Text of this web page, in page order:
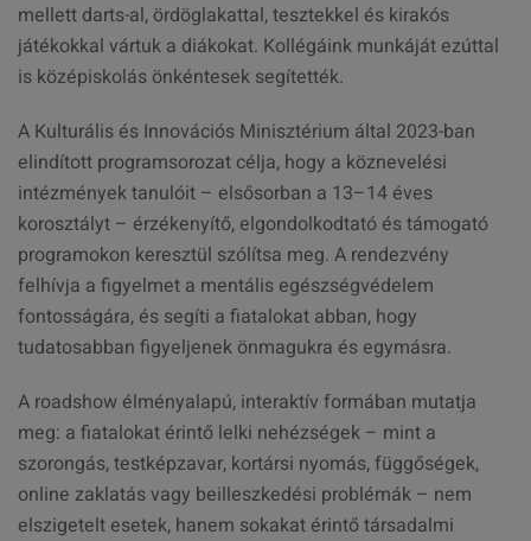
mellett darts-al, ördöglakattal, tesztekkel és kirakós
játékokkal vártuk a diákokat. Kollégáink munkáját ezúttal
is középiskolás önkéntesek segítették.
A Kulturális és Innovációs Minisztérium által 2023-ban
elindított programsorozat célja, hogy a köznevelési
intézmények tanulóit – elsősorban a 13–14 éves
korosztályt – érzékenyítő, elgondolkodtató és támogató
programokon keresztül szólítsa meg. A rendezvény
felhívja a figyelmet a mentális egészségvédelem
fontosságára, és segíti a fiatalokat abban, hogy
tudatosabban figyeljenek önmagukra és egymásra.
A roadshow élményalapú, interaktív formában mutatja
meg: a fiatalokat érintő lelki nehézségek – mint a
szorongás, testképzavar, kortársi nyomás, függőségek,
online zaklatás vagy beilleszkedési problémák – nem
elszigetelt esetek, hanem sokakat érintő társadalmi